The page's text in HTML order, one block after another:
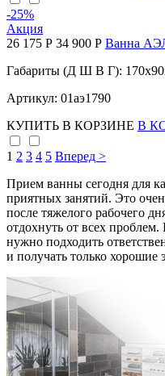
-25%
Акция
26 175 Р 34 900 Р Ванна
Габариты (Д Ш В Г):
Артикул: 01аэ1790
КУПИТЬ В КОРЗИНЕ В
1 2 3 4 5 Вперед >
Прием ванны сегодня для
приятных занятий. Это
после тяжелого рабочего
отдохнуть от всех
нужно подходить
и получать только хорошие